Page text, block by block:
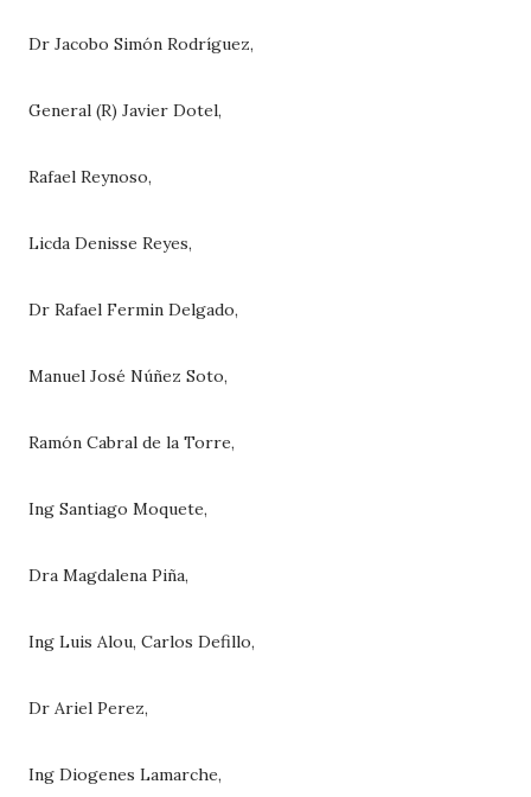
Dr Jacobo Simón Rodríguez,
General (R) Javier Dotel,
Rafael Reynoso,
Licda Denisse Reyes,
Dr Rafael Fermin Delgado,
Manuel José Núñez Soto,
Ramón Cabral de la Torre,
Ing Santiago Moquete,
Dra Magdalena Piña,
Ing Luis Alou, Carlos Defillo,
Dr Ariel Perez,
Ing Diogenes Lamarche,